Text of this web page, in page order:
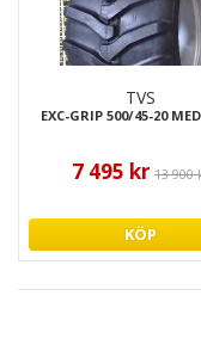
TVS
EXC-GRIP 500/45-20
7 495 kr 13 900
KÖP